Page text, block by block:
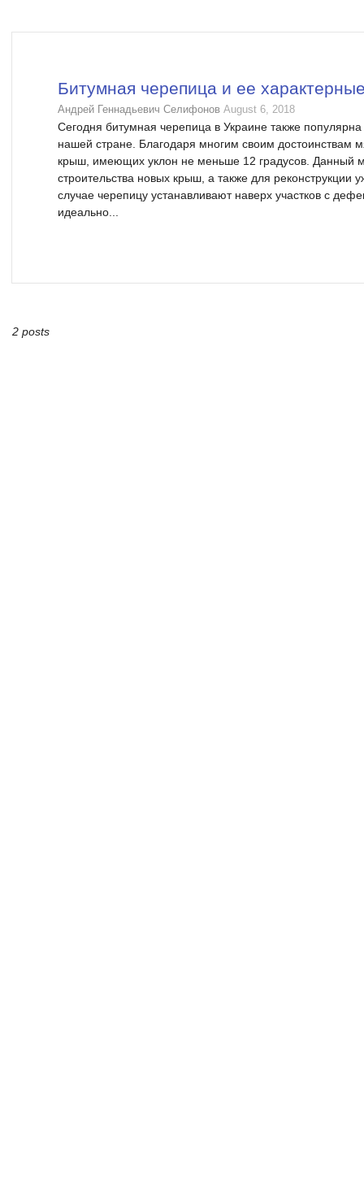
Битумная черепица и ее
Андрей Геннадьевич Селифонов August 6, 2018
Сегодня битумная черепица в Украине также популярна
нашей стране. Благодаря многим своим достоинствам
крыш, имеющих уклон не меньше 12 градусов. Данный
строительства новых крыш, а также для реконструкции
случае черепицу устанавливают наверх участков с
идеально...
2 posts